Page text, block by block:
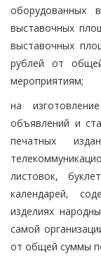
оборудованных
выставочных
выставочных
рублей от
мероприятиям;
на
объявлений и
печатных
листовок,
календарей,
изделиях
самой
от общей суммы